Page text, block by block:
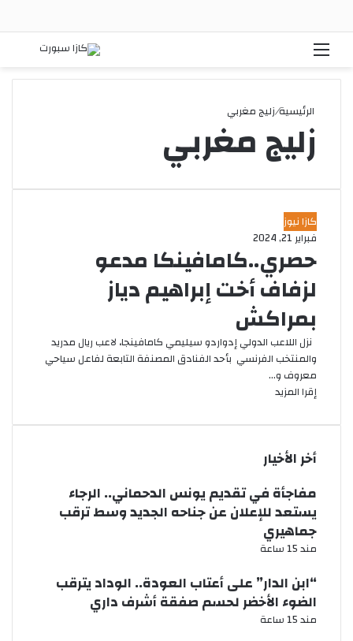
الرئيسية/زليج مغربي
زليج مغربي
كازا نيوز
فبراير 21, 2024
حصري..كامافينكا مدعو
لزفاف أخت إبراهيم دياز
بمراكش
نزل اللاعب الدولي إدواردو سيليمي كامافينجا، لاعب ريال مدريد
والمنتخب الفرنسي بأحد الفنادق المصنفة التابعة لفاعل سياحي
معروف و…
إقرا المزيد
أخر الأخيار
مفاجأة في تقديم يونس الدحماني.. الرجاء
يستعد للإعلان عن جناحه الجديد وسط ترقب
جماهيري
مند 15 ساعة
“ابن الدار” على أعتاب العودة.. الوداد يترقب
الضوء الأخضر لحسم صفقة أشرف داري
مند 15 ساعة